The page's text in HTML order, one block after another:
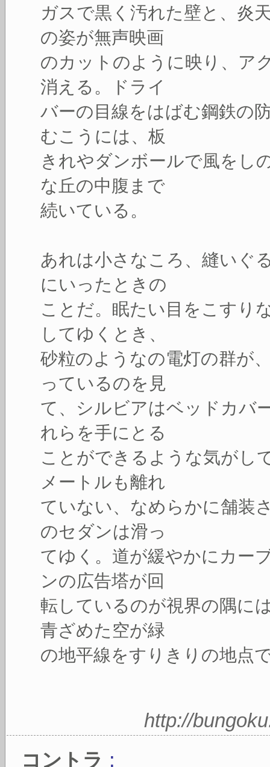
ガスで黒く汚れた壁と、炎
の姿が無声映画
のカットのように映り、ア
消える。ドライ
バーの目線をはばむ鋼鉄の
むこうには、板
きれやダンボールで風をし
な丘の中腹まで
続いている。
あれは小さなころ、縫いぐ
にいったときの
ことだ。眠たい目をこすり
してゆくとき、
砂粒のようなの電灯の群が
っているのを見
て、シルビアはベッドカバ
れらを手にとる
ことができるような気がし
メートルも離れ
ていない、なめらかに舗装
のセダンは滑っ
てゆく。道が緩やかにカー
ンの広告塔が回
転しているのが視界の隅に
青ざめた空が緑
の地平線をすりきりの地点
http://
コントラ :